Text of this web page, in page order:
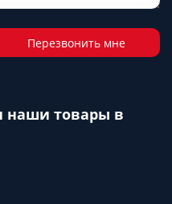
Перезвонить мне
наши товары в